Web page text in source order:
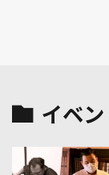
イベン